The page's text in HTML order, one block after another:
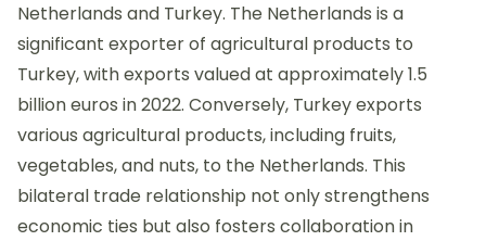
Netherlands and Turkey. The Netherlands is a
significant exporter of agricultural products to
Turkey, with exports valued at approximately 1.5
billion euros in 2022. Conversely, Turkey exports
various agricultural products, including fruits,
vegetables, and nuts, to the Netherlands. This
bilateral trade relationship not only strengthens
economic ties but also fosters collaboration in